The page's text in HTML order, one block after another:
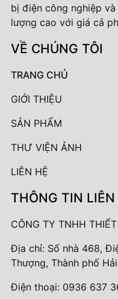
bị điện công nghiệp
lượng cao với giá cả
VỀ CHÚNG TÔI
TRANG CHỦ
GIỚI THIỆU
SẢN PHẨM
THƯ VIỆN ẢNH
LIÊN HỆ
THÔNG TIN LIÊN
CÔNG TY TNHH
Địa chỉ: Số nhà 468,
Thượng, Thành phố
Điện thoại: 0936 637